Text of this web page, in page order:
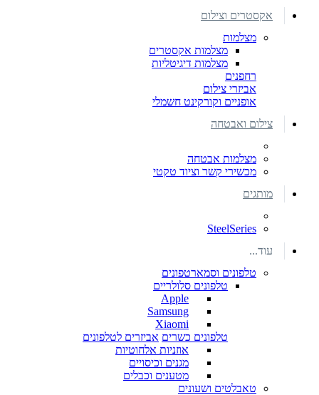
אקסטרים וצילום
מצלמות
מצלמות אקסטרים
מצלמות דיגיטליות
רחפנים
אביזרי צילום
אופניים וקורקינט חשמלי
צילום ואבטחה
מצלמות אבטחה
מכשירי קשר וציוד טקטי
מותגים
SteelSeries
עוד...
טלפונים וסמארטפונים
טלפונים סלולריים
Apple
Samsung
Xiaomi
טלפונים כשרים אביזרים לטלפונים
אוזניות אלחוטיות
מגנים וכיסויים
מטענים וכבלים
טאבלטים ושעונים